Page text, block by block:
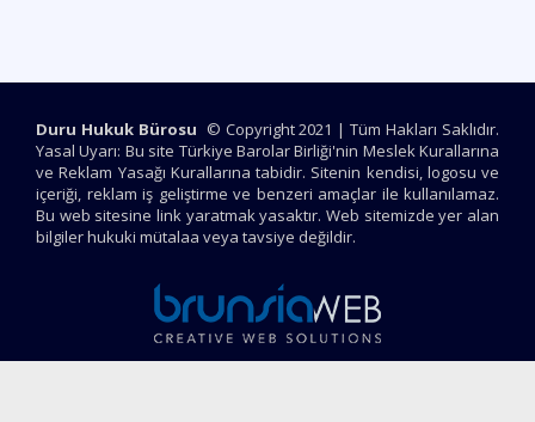
Duru Hukuk Bürosu © Copyright 2021 | Tüm Hakları Saklıdır.
Yasal Uyarı: Bu site Türkiye Barolar Birliği'nin Meslek Kurallarına
ve Reklam Yasağı Kurallarına tabidir. Sitenin kendisi, logosu ve
içeriği, reklam iş geliştirme ve benzeri amaçlar ile kullanılamaz.
Bu web sitesine link yaratmak yasaktır. Web sitemizde yer alan
bilgiler hukuki mütalaa veya tavsiye değildir.